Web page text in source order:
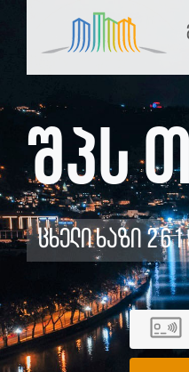
შპს
ცხელი ხაზი